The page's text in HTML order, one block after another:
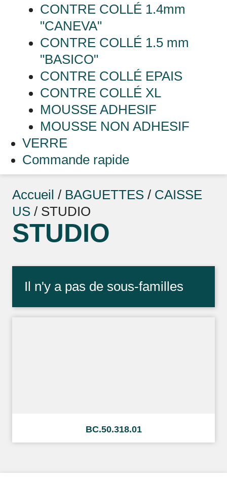
CONTRE COLLÉ 1.4mm
"CANEVA"
CONTRE COLLÉ 1.5 mm
"BASICO"
CONTRE COLLÉ EPAIS
CONTRE COLLÉ XL
MOUSSE ADHESIF
MOUSSE NON ADHESIF
VERRE
Commande rapide
Accueil / BAGUETTES / CAISSE
US / STUDIO
STUDIO
BC.50.318.01